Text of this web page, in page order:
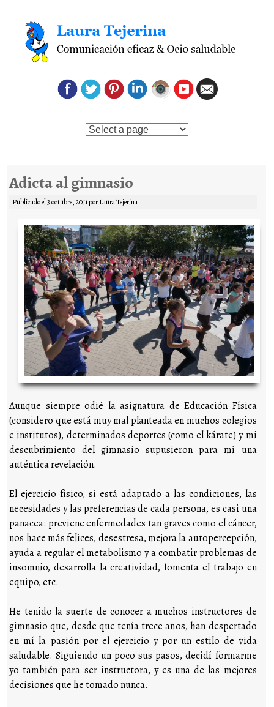
Saltar al contenido
Adicta al gimnasio
Publicado el3 octubre, 2011porLaura Tejerina
Aunque siempre odié la asignatura de Educación Física
(considero que está muy mal planteada en muchos colegios
e institutos), determinados deportes (como el kárate) y mi
descubrimiento del gimnasio supusieron para mí una
auténtica revelación.
El ejercicio físico, si está adaptado a las condiciones, las
necesidades y las preferencias de cada persona, es casi una
panacea: previene enfermedades tan graves como el cáncer,
nos hace más felices, desestresa, mejora la autopercepción,
ayuda a regular el metabolismo y a combatir problemas de
insomnio, desarrolla la creatividad, fomenta el trabajo en
equipo, etc.
He tenido la suerte de conocer a muchos instructores de
gimnasio que, desde que tenía trece años, han despertado
en mí la pasión por el ejercicio y por un estilo de vida
saludable. Siguiendo un poco sus pasos, decidí formarme
yo también para ser instructora, y es una de las mejores
decisiones que he tomado nunca.